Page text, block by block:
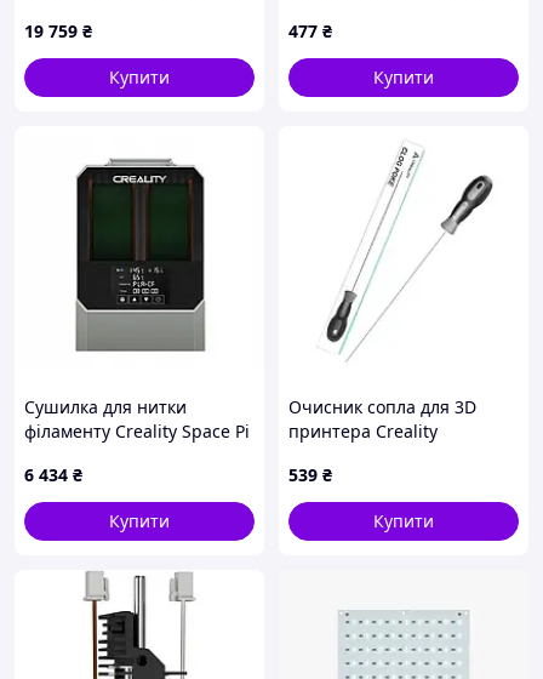
19 759 ₴
Купити
Код/Артикул UA3D337-0.4
477 ₴
Купити
Сушилка для нитки
філаменту Creality Space Pi
6 434 ₴
Купити
Очисник сопла для 3D
принтера Creality
539 ₴
Купити